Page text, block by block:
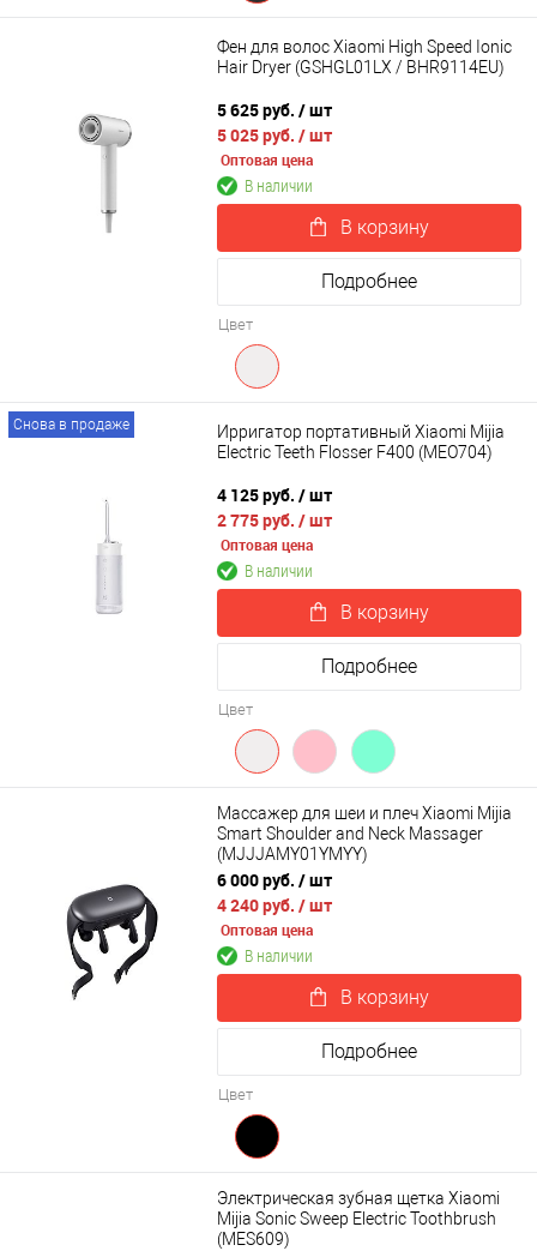
Фен для волос Xiaomi High Speed Ionic
Hair Dryer (GSHGL01LX / BHR9114EU)
5 625 руб. / шт
5 025 руб. / шт
Оптовая цена
В наличии
В корзину
Подробнее
Цвет
Снова в продаже
Ирригатор портативный Xiaomi Mijia
Electric Teeth Flosser F400 (MEO704)
4 125 руб. / шт
2 775 руб. / шт
Оптовая цена
В наличии
В корзину
Подробнее
Цвет
Массажер для шеи и плеч Xiaomi Mijia
Smart Shoulder and Neck Massager
(MJJJAMY01YMYY)
6 000 руб. / шт
4 240 руб. / шт
Оптовая цена
В наличии
В корзину
Подробнее
Цвет
Электрическая зубная щетка Xiaomi
Mijia Sonic Sweep Electric Toothbrush
(MES609)